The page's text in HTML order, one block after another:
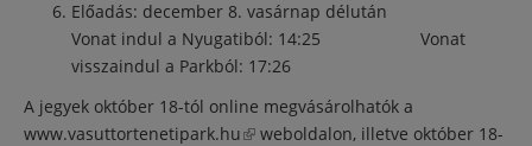
Előadás: december 8. vasárnap délután
Vonat indul a Nyugatiból: 14:25 Vonat
visszaindul a Parkból: 17:26
A jegyek október 18-tól online megvásárolhatók a
www.vasuttortenetipark.hu(külső hivatkozás)
weboldalon, illetve október 18-